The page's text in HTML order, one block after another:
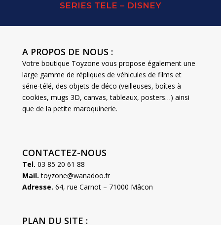
SERIES TELE – DISNEY
A PROPOS DE NOUS :
Votre boutique Toyzone vous propose également une
large gamme de répliques de véhicules de films et
série-télé, des objets de déco (veilleuses, boîtes à
cookies, mugs 3D, canvas, tableaux, posters…) ainsi
que de la petite maroquinerie.
CONTACTEZ-NOUS
Tel. 03 85 20 61 88
Mail. toyzone@wanadoo.fr
Adresse. 64, rue Carnot – 71000 Mâcon
PLAN DU SITE :